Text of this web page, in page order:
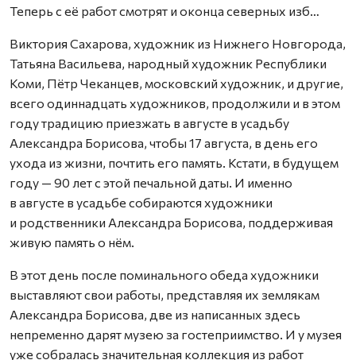
Теперь с её работ смотрят и оконца северных изб…
Виктория Сахарова, художник из Нижнего Новгорода,
Татьяна Васильева, народный художник Республики
Коми, Пётр Чеканцев, московский художник, и другие,
всего одиннадцать художников, продолжили и в этом
году традицию приезжать в августе в усадьбу
Александра Борисова, чтобы 17 августа, в день его
ухода из жизни, почтить его память. Кстати, в будущем
году — 90 лет с этой печальной даты. И именно
в августе в усадьбе собираются художники
и родственники Александра Борисова, поддерживая
живую память о нём.
В этот день после поминального обеда художники
выставляют свои работы, представляя их землякам
Александра Борисова, две из написанных здесь
непременно дарят музею за гостеприимство. И у музея
уже собралась значительная коллекция из работ